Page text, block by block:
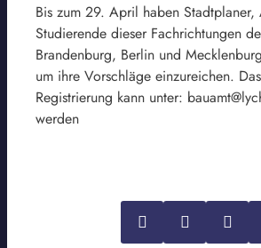
Bis zum 29. April haben Stadtplaner,
Studierende dieser Fachrichtungen
Brandenburg, Berlin und
um ihre Vorschläge einzureichen.
Registrierung kann unter:
werden